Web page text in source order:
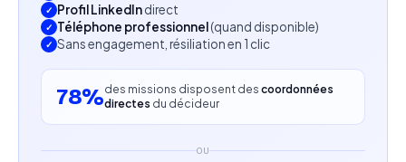
Capacité à travailler sur des problématiques
Expérience en environnement Agile et produit
digital.
Profil LinkedIndirect
Téléphone professionnel(quand disponible)
Sans engagement, résiliation en 1 clic
78%des missions disposent des coordonnées
directes du décideur
OU